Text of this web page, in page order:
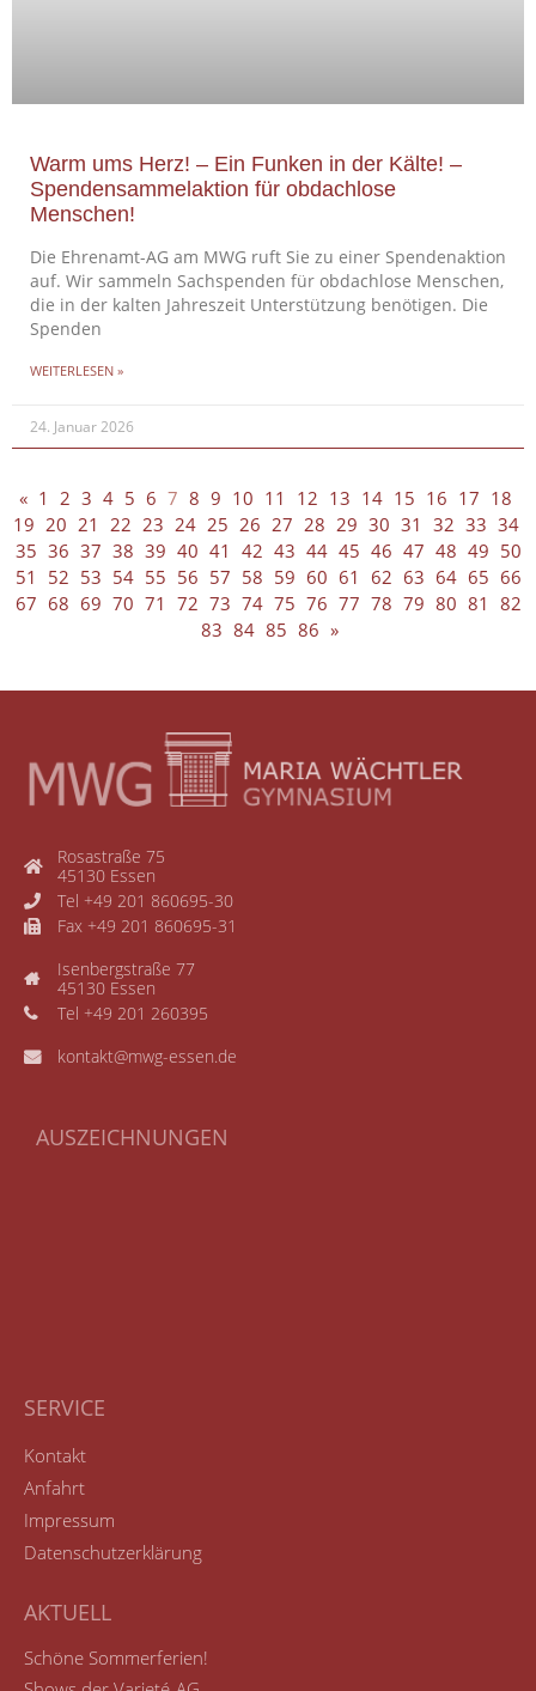
Warm ums Herz! – Ein Funken in der Kälte! –
Spendensammelaktion für obdachlose
Menschen!
Die Ehrenamt-AG am MWG ruft Sie zu einer Spendenaktion
auf. Wir sammeln Sachspenden für obdachlose Menschen,
die in der kalten Jahreszeit Unterstützung benötigen. Die
Spenden
WEITERLESEN »
24. Januar 2026
« 1 2 3 4 5 6 7 8 9 10 11 12 13 14 15 16 17 18
19 20 21 22 23 24 25 26 27 28 29 30 31 32 33 34
35 36 37 38 39 40 41 42 43 44 45 46 47 48 49 50
51
52 53 54 55 56 57 58 59 60 61 62 63 64 65 66
67 68 69 70 71 72 73 74 75 76 77 78 79 80 81 82
83 84 85 86 »
Rosastraße 75
45130 Essen
Tel +49 201 860695-30
Fax +49 201 860695-31
Isenbergstraße 77
45130 Essen
Tel +49 201 260395
kontakt@mwg-essen.de
AUSZEICHNUNGEN
SERVICE
Kontakt
Anfahrt
Impressum
Datenschutzerklärung
AKTUELL
Schöne Sommerferien!